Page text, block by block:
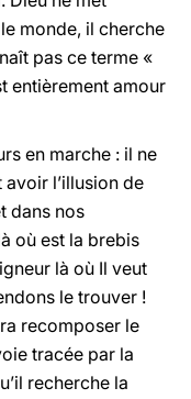
monde, il cherche
pas ce terme «
entièrement amour
en marche : il ne
l’illusion de
dans nos
où est la brebis
là où Il veut
le trouver !
recomposer le
tracée par la
recherche la